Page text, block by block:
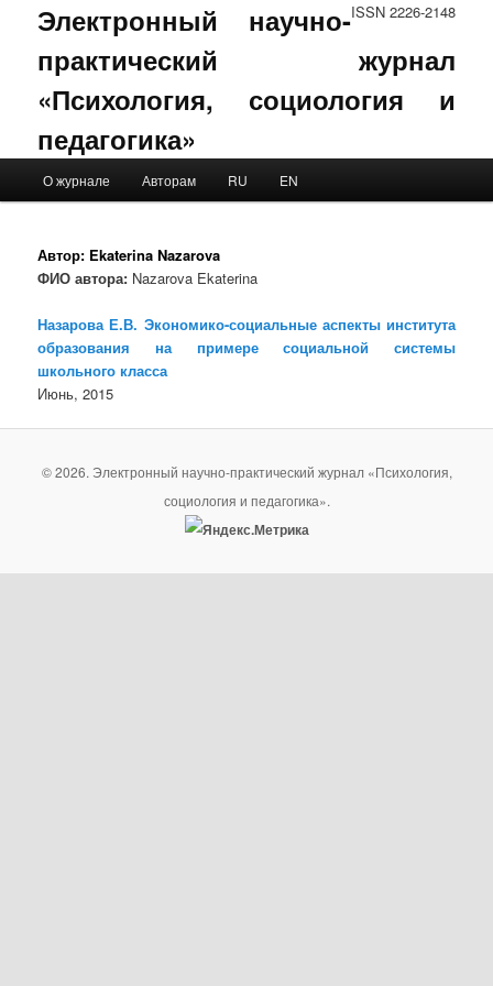
ISSN 2226-2148
Электронный научно-
практический журнал
«Психология, социология и
педагогика»
Skip to primary content
Skip to secondary content
О журнале Авторам RU EN
Автор: Ekaterina Nazarova
ФИО автора: Nazarova Ekaterina
Назарова Е.В. Экономико-социальные аспекты института
образования на примере социальной системы
школьного класса
Июнь, 2015
© 2026. Электронный научно-практический журнал «Психология,
социология и педагогика».